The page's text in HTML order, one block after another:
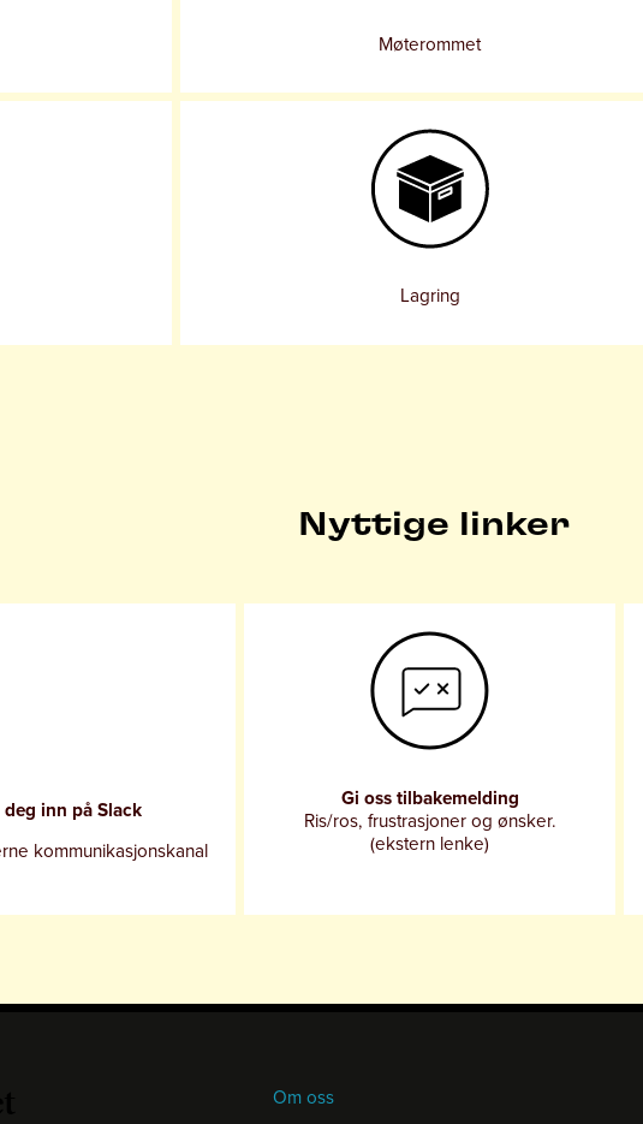
Møterommet
Lagring
Nyttige linker
deg inn på Slack
kommunikasjonskanal
Gi oss tilbakemelding
Ris/ros, frustrasjoner og ønsker.
(ekstern lenke)
Om oss